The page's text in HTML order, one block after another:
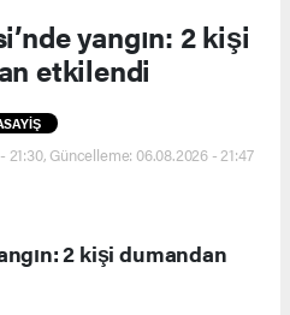
yangın: 2 kişi
etkilendi
Güncelleme: 06.08.2026 - 21:47
2 kişi dumandan